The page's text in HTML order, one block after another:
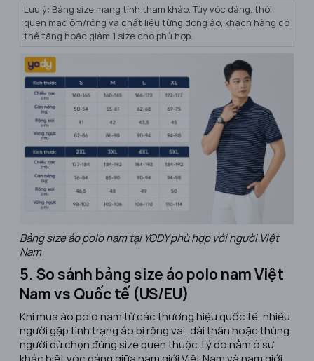
Lưu ý: Bảng size mang tính tham khảo. Tùy vóc dáng, thói
quen mặc ôm/rộng và chất liệu từng dòng áo, khách hàng có
thể tăng hoặc giảm 1 size cho phù hợp.
Bảng size áo polo nam tại YODY phù hợp với người Việt
Nam
5. So sánh bảng size áo polo nam Việt
Nam vs Quốc tế (US/EU)
Khi mua áo polo nam từ các thương hiệu quốc tế, nhiều
người gặp tình trạng áo bị rộng vai, dài thân hoặc thùng
người dù chọn đúng size quen thuộc. Lý do nằm ở sự
khác biệt vóc dáng giữa nam giới Việt Nam và nam giới